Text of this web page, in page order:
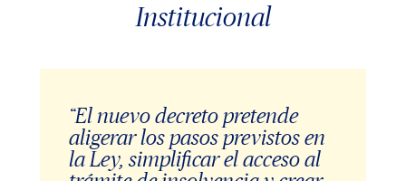
Institucional
“El nuevo decreto pretende
aligerar los pasos previstos en
la Ley, simplificar el acceso al